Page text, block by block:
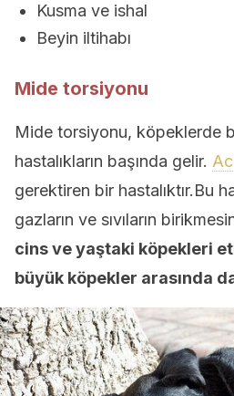
Kusma ve ishal
Beyin iltihabı
Mide torsiyonu
Mide torsiyonu, köpeklerde
hastalıkların başında gelir.
gerektiren bir hastalıktır.Bu
gazların ve sıvıların
cins ve yaştaki köpekleri
büyük köpekler arasında